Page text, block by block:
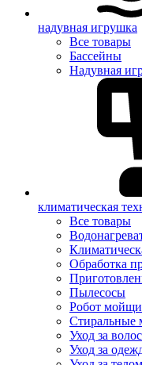
надувная игрушка
Все товары
Бассейны
Надувная
климатическая
Все товары
Обработка
Пылесосы
Робот
Уход за
Уход за